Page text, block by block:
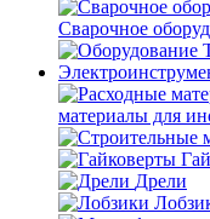
Сварочное
материалы для
Дрели